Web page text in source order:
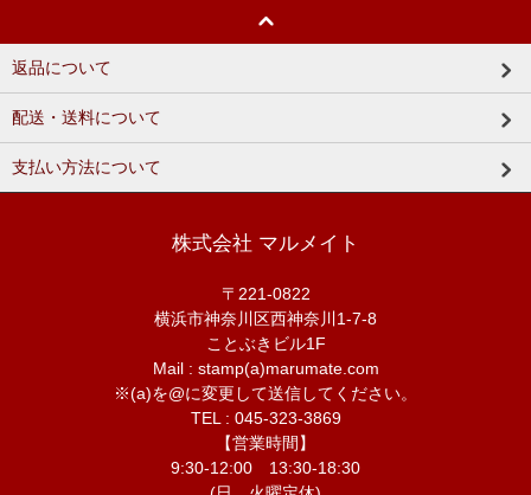
返品について
配送・送料について
支払い方法について
株式会社 マルメイト
〒221-0822
横浜市神奈川区西神奈川1-7-8
ことぶきビル1F
Mail : stamp(a)marumate.com
※(a)を@に変更して送信してください。
TEL : 045-323-3869
【営業時間】
9:30-12:00 13:30-18:30